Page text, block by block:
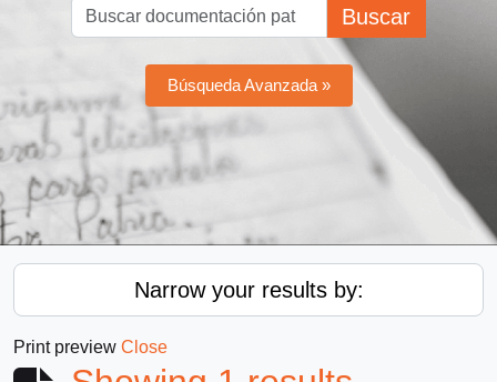
Buscar
Búsqueda Avanzada »
Narrow your results by:
Print preview Close